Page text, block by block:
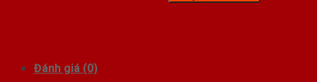
Đánh giá (0)